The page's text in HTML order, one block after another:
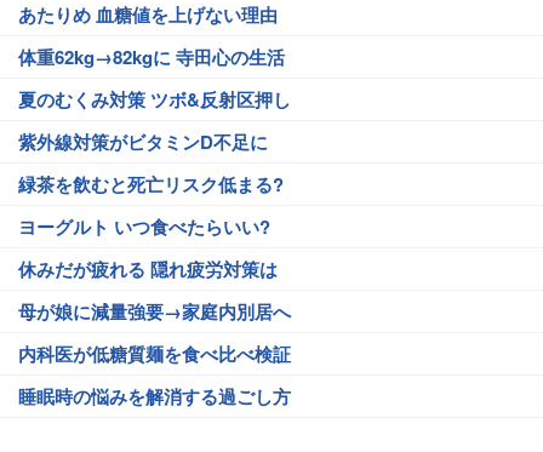
あたりめ 血糖値を上げない理由
体重62kg→82kgに 寺田心の生活
夏のむくみ対策 ツボ&反射区押し
紫外線対策がビタミンD不足に
緑茶を飲むと死亡リスク低まる?
ヨーグルト いつ食べたらいい?
休みだが疲れる 隠れ疲労対策は
母が娘に減量強要→家庭内別居へ
内科医が低糖質麺を食べ比べ検証
睡眠時の悩みを解消する過ごし方